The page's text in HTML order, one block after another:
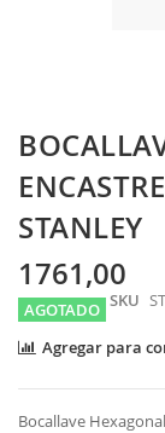
Skip
to
the
beginning
of
the
images
gallery
STANLEY
1761,00
AGOTADO SKU
Agregar para
Bocallave